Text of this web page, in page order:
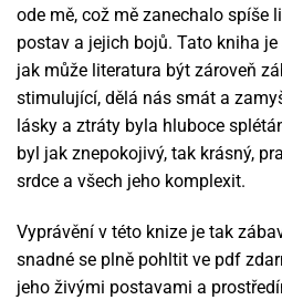
ode mě, což mě zanechalo spíše
postav a jejich bojů. Tato kniha
jak může literatura být zároveň
stimulující, dělá nás smát a
lásky a ztráty byla hluboce
byl jak znepokojivý, tak krásný,
srdce a všech jeho komplexit.
Vyprávění v této knize je tak
snadné se plně pohltit ve pdf
jeho živými postavami a